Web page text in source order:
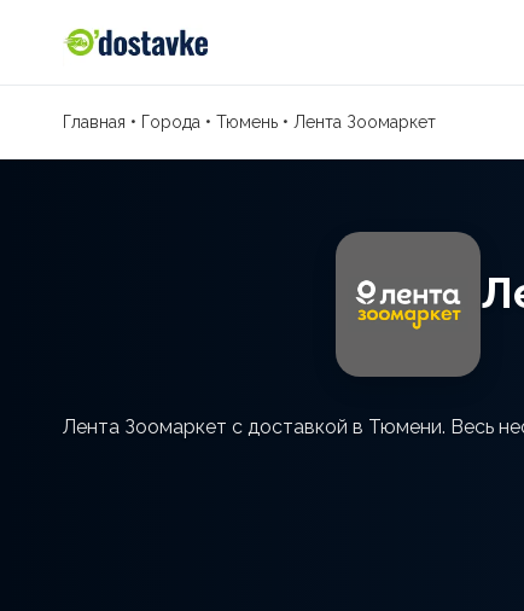
Главная • Города • Тюмень • Лента Зоомаркет
Лента Зоомаркет с доставкой в Тюмени. Весь